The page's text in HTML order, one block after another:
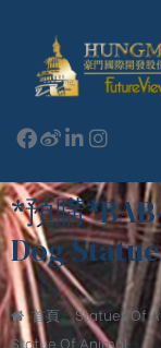
*預購
Dog
首頁 Statues Of
Statue Of Animal